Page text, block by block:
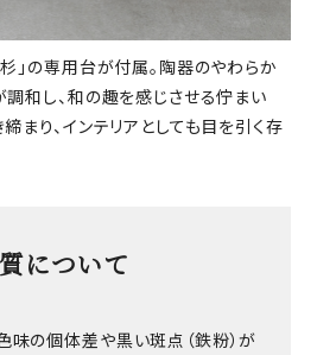
」の専用台が付属。陶器のやわらか
和し、和の趣を感じさせる佇まい
まり、インテリアとしても目を引く存
について
味の個体差や黒い斑点（鉄粉）が